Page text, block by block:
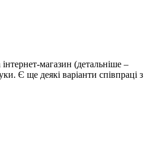
магазин (детальніше –
Є ще деякі варіанти співпраці з